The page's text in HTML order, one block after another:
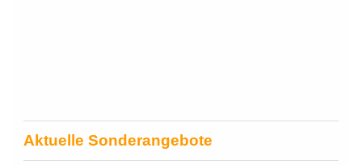
Aktuelle Sonderangebote